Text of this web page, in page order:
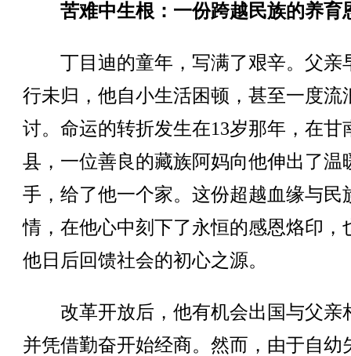
苦难中生根：一份跨越民族的养育
丁目迪的童年，写满了艰辛。父亲
行未归，他自小生活困顿，甚至一度流
讨。命运的转折发生在13岁那年，在甘
县，一位善良的藏族阿妈向他伸出了温
手，给了他一个家。这份超越血缘与民
情，在他心中刻下了永恒的感恩烙印，
他日后回馈社会的初心之源。
改革开放后，他有机会出国与父亲
并凭借勤奋开始经商。然而，由于自幼